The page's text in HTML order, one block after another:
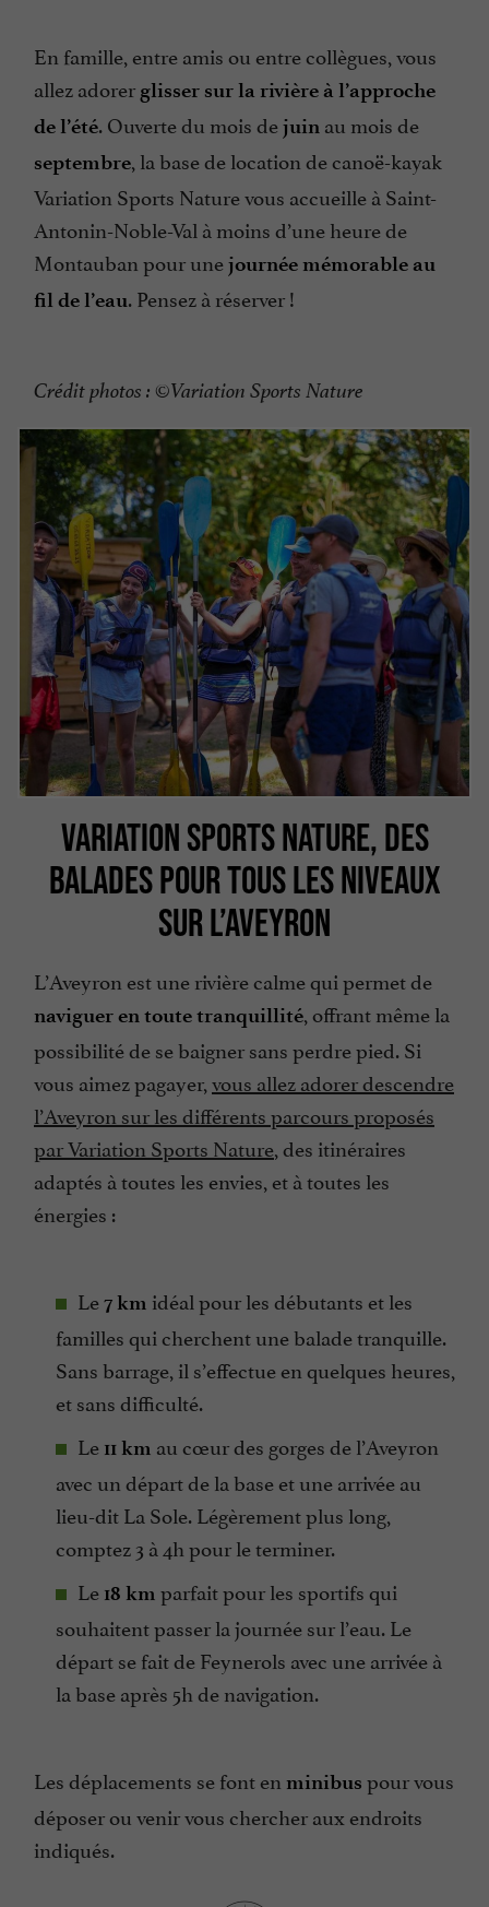
En famille, entre amis ou entre collègues, vous
allez adorer glisser sur la rivière à l’approche
de l’été. Ouverte du mois dejuin au mois de
septembre, la base de location de canoë-kayak
Variation Sports Nature vous accueille à Saint-
Antonin-Noble-Val à moins d’une heure de
Montauban pour unejournée mémorable au
fil de l’eau. Pensez à réserver !
Crédit photos : ©Variation Sports Nature
VARIATION SPORTS NATURE, DES
BALADES POUR TOUS LES NIVEAUX
SUR L’AVEYRON
L’Aveyron est une rivière calme qui permet de
naviguer en toute tranquillité , offrant même la
possibilité de se baigner sans perdre pied. Si
vous aimez pagayer, vous allez adorer descendre
l’Aveyron sur les différents parcours proposés
par Variation Sports Nature , des itinéraires
adaptés à toutes les envies, et à toutes les
énergies :
Le7 km idéal pour les débutants et les
familles qui cherchent une balade tranquille.
Sans barrage, il s’effectue en quelques heures,
et sans difficulté.
Le 11 km au cœur des gorges de l’Aveyron
avec un départ de la base et une arrivée au
lieu-dit La Sole. Légèrement plus long,
comptez 3 à 4h pour le terminer.
Le 18 km parfait pour les sportifs qui
souhaitent passer la journée sur l’eau. Le
départ se fait de Feynerols avec une arrivée à
la base après 5h de navigation.
Les déplacements se font en minibus pour vous
déposer ou venir vous chercher aux endroits
indiqués.